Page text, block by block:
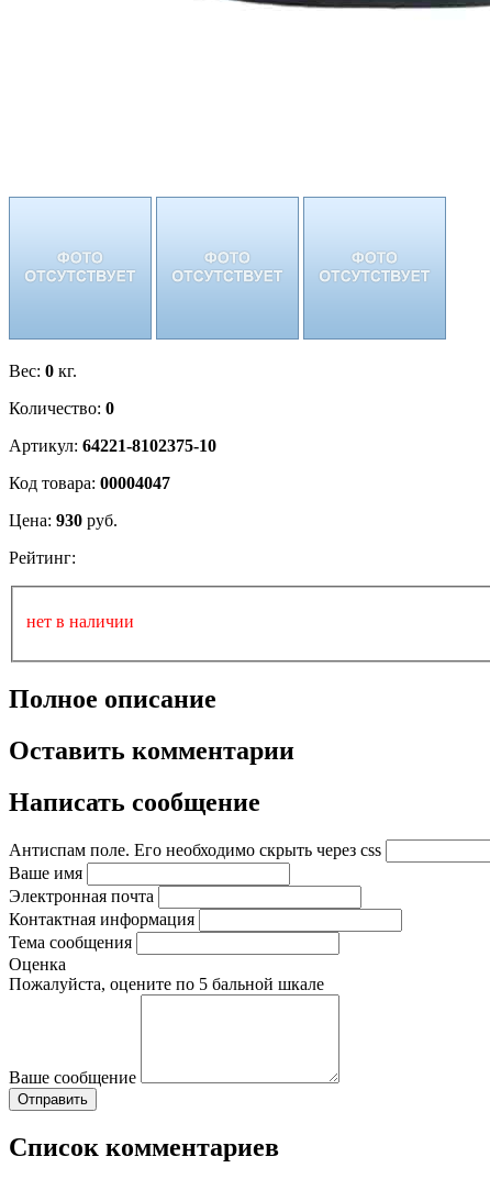
Вес: 0 кг.
Количество: 0
Артикул: 64221-8102375-10
Код товара: 00004047
Цена: 930 руб.
Рейтинг:
нет в наличии
Полное описание
Оставить комментарии
Написать сообщение
Антиспам поле. Его необходимо скрыть через css
Ваше имя
Электронная почта
Контактная информация
Тема сообщения
Оценка
Пожалуйста, оцените по 5 бальной шкале
Ваше сообщение
Список комментариев